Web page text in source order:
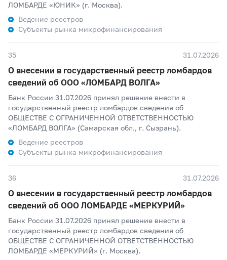
ЛОМБАРДЕ «ЮНИК» (г. Москва).
Ведение реестров
Субъекты рынка микрофинансирования
35 31.07.2026
О внесении в государственный реестр ломбардов
сведений об ООО «ЛОМБАРД ВОЛГА»
Банк России 31.07.2026 принял решение внести в
государственный реестр ломбардов сведения об
ОБЩЕСТВЕ С ОГРАНИЧЕННОЙ ОТВЕТСТВЕННОСТЬЮ
«ЛОМБАРД ВОЛГА» (Самарская обл., г. Сызрань).
Ведение реестров
Субъекты рынка микрофинансирования
36 31.07.2026
О внесении в государственный реестр ломбардов
сведений об ООО ЛОМБАРДЕ «МЕРКУРИЙ»
Банк России 31.07.2026 принял решение внести в
государственный реестр ломбардов сведения об
ОБЩЕСТВЕ С ОГРАНИЧЕННОЙ ОТВЕТСТВЕННОСТЬЮ
ЛОМБАРДЕ «МЕРКУРИЙ» (г. Москва).